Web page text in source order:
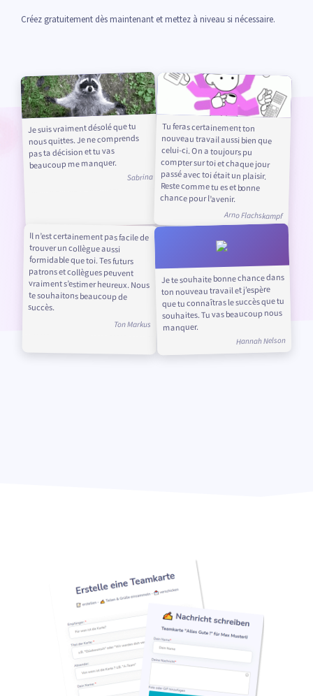
Créez gratuitement dès maintenant et mettez à niveau si nécessaire.
Je suis vraiment désolé que tu
nous quittes. Je ne comprends
pas ta décision et tu vas
beaucoup me manquer.
Sabrina
Tu feras certainement ton
nouveau travail aussi bien que
celui-ci. On a toujours pu
compter sur toi et chaque jour
passé avec toi était un plaisir.
Reste comme tu es et bonne
chance pour l’avenir.
Arno Flachskampf
Il n’est certainement pas facile de
trouver un collègue aussi
formidable que toi. Tes futurs
patrons et collègues peuvent
vraiment s’estimer heureux. Nous
te souhaitons beaucoup de
succès.
Ton Markus
Je te souhaite bonne chance dans
ton nouveau travail et j’espère
que tu connaîtras le succès que tu
souhaites. Tu vas beaucoup nous
manquer.
Hannah Nelson